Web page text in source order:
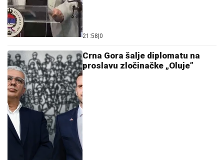
21:58 0
Crna Gora šalje diplomatu na
proslavu zločinačke „Oluje”